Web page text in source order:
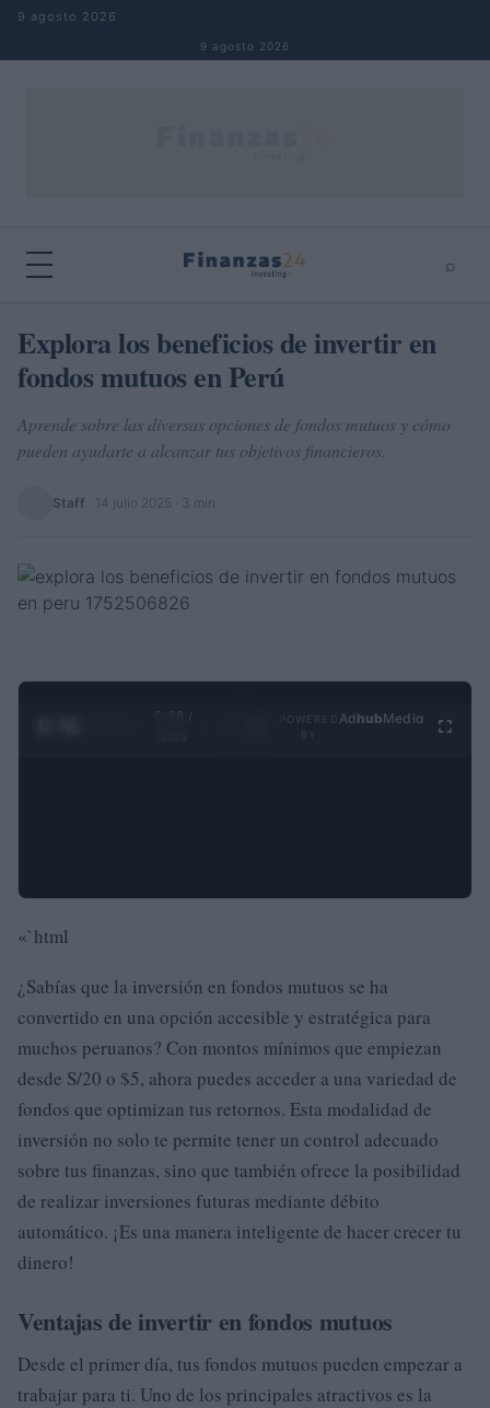
Saltar al contenido
9 agosto 2026
9 agosto 2026
⌕
Buscar ⌕
Explora los beneficios de invertir en
fondos mutuos en Perú
Aprende sobre las diversas opciones de fondos mutuos y cómo
pueden ayudarte a alcanzar tus objetivos financieros.
Staff 14 julio 2025 · 3 min
0:29 /
Ad hubMedia
«`html
¿Sabías que la inversión en fondos mutuos se ha
convertido en una opción accesible y estratégica para
muchos peruanos? Con montos mínimos que empiezan
desde S/20 o $5, ahora puedes acceder a una variedad de
fondos que optimizan tus retornos. Esta modalidad de
inversión no solo te permite tener un control adecuado
sobre tus finanzas, sino que también ofrece la posibilidad
de realizar inversiones futuras mediante débito
automático. ¡Es una manera inteligente de hacer crecer tu
dinero!
Ventajas de invertir en fondos mutuos
Desde el primer día, tus fondos mutuos pueden empezar a
trabajar para ti. Uno de los principales atractivos es la